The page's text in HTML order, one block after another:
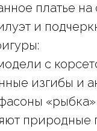
платье на
и
с
изгибы и
природные